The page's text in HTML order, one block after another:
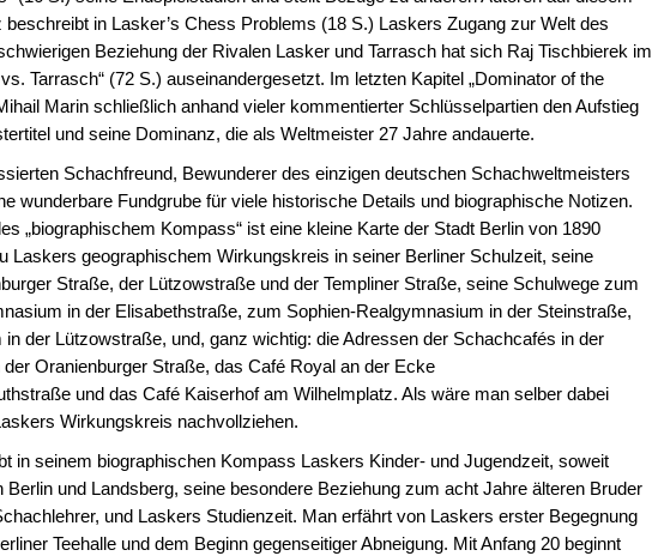
in Lasker’s Chess Problems (18 S.) Laskers Zugang zur Welt des
Beziehung der Rivalen Lasker und Tarrasch hat sich Raj Tischbierek im
Tarrasch“ (72 S.) auseinandergesetzt. Im letzten Kapitel „Dominator of the
Marin schließlich anhand vieler kommentierter Schlüsselpartien den Aufstieg
und seine Dominanz, die als Weltmeister 27 Jahre andauerte.
Schachfreund, Bewunderer des einzigen deutschen Schachweltmeisters
wunderbare Fundgrube für viele historische Details und biographische Notizen.
„biographischem Kompass“ ist eine kleine Karte der Stadt Berlin von 1890
Laskers geographischem Wirkungskreis in seiner Berliner Schulzeit, seine
Straße, der Lützowstraße und der Templiner Straße, seine Schulwege zum
in der Elisabethstraße, zum Sophien-Realgymnasium in der Steinstraße,
der Lützowstraße, und, ganz wichtig: die Adressen der Schachcafés in der
der Oranienburger Straße, das Café Royal an der Ecke
und das Café Kaiserhof am Wilhelmplatz. Als wäre man selber dabei
Wirkungskreis nachvollziehen.
in seinem biographischen Kompass Laskers Kinder- und Jugendzeit, soweit
Berlin und Landsberg, seine besondere Beziehung zum acht Jahre älteren Bruder
und Laskers Studienzeit. Man erfährt von Laskers erster Begegnung
Teehalle und dem Beginn gegenseitiger Abneigung. Mit Anfang 20 beginnt